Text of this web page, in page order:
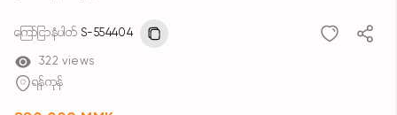
ကြော်ငြာနံပါတ် S-554404
322 views
ရန်ကုန်